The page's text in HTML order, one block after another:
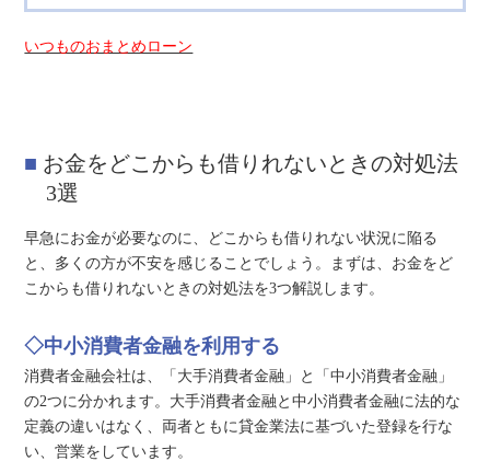
いつものおまとめローン
お金をどこからも借りれないときの対処法
3選
早急にお金が必要なのに、どこからも借りれない状況に陥る
と、多くの方が不安を感じることでしょう。まずは、お金をど
こからも借りれないときの対処法を3つ解説します。
◇中小消費者金融を利用する
消費者金融会社は、「大手消費者金融」と「中小消費者金融」
の2つに分かれます。大手消費者金融と中小消費者金融に法的な
定義の違いはなく、両者ともに貸金業法に基づいた登録を行な
い、営業をしています。